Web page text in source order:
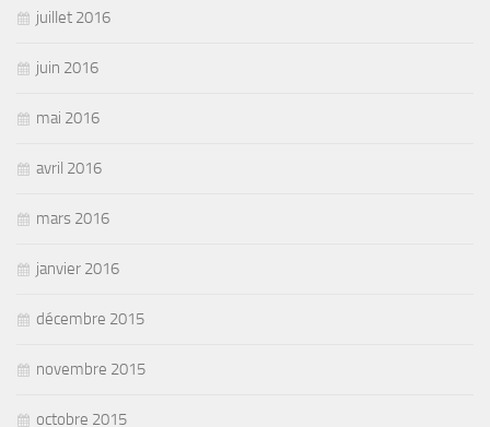
juillet 2016
juin 2016
mai 2016
avril 2016
mars 2016
janvier 2016
décembre 2015
novembre 2015
octobre 2015